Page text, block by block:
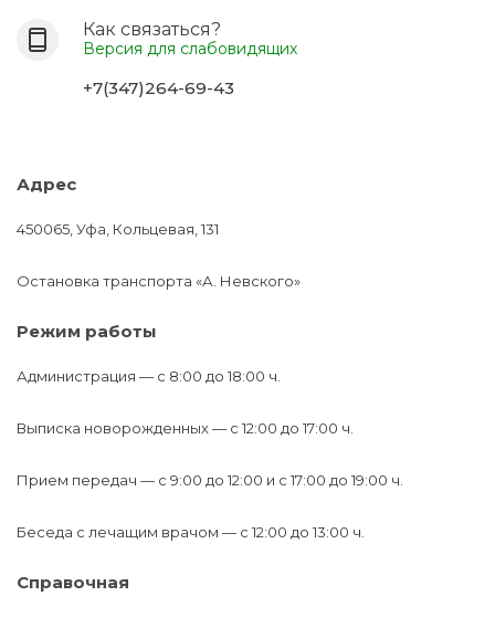
Как связаться?
Версия для слабовидящих
+7(347)264-69-43
Адрес
450065, Уфа, Кольцевая, 131
Остановка транспорта «А. Невского»
Режим работы
Администрация — c 8:00 до 18:00 ч.
Выписка новорожденных — с 12:00 до 17:00 ч.
Прием передач — с 9:00 до 12:00 и с 17:00 до 19:00 ч.
Беседа с лечащим врачом — с 12:00 до 13:00 ч.
Справочная